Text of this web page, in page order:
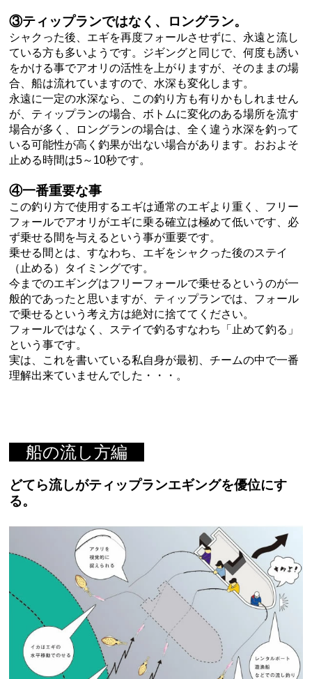
③ティップランではなく、ロングラン。
シャクった後、エギを再度フォールさせずに、永遠と流し
ている方も多いようです。ジギングと同じで、何度も誘い
をかける事でアオリの活性を上がりますが、そのままの場
合、船は流れていますので、水深も変化します。
永遠に一定の水深なら、この釣り方も有りかもしれません
が、ティップランの場合、ボトムに変化のある場所を流す
場合が多く、ロングランの場合は、全く違う水深を釣って
いる可能性が高く釣果が出ない場合があります。おおよそ
止める時間は5～10秒です。
④一番重要な事
この釣り方で使用するエギは通常のエギより重く、フリー
フォールでアオリがエギに乗る確立は極めて低いです、必
ず乗せる間を与えるという事が重要です。
乗せる間とは、すなわち、エギをシャクった後のステイ
（止める）タイミングです。
今までのエギングはフリーフォールで乗せるというのが一
般的であったと思いますが、ティップランでは、フォール
で乗せるという考え方は絶対に捨ててください。
フォールではなく、ステイで釣るすなわち「止めて釣る」
という事です。
実は、これを書いている私自身が最初、チームの中で一番
理解出来ていませんでした・・・。
船の流し方編
どてら流しがティップランエギングを優位にす
る。